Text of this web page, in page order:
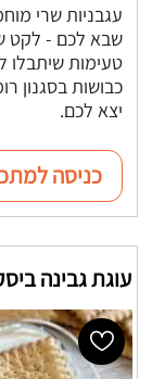
עגבניות שרי
שבא לכם - לקט
טעימות שיתבלו
כבושות בסגנון
יצא לכם.
כניסה
עוגת גבינה